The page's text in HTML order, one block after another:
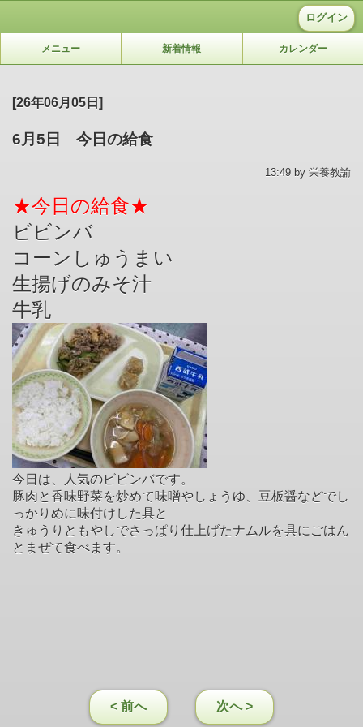
ログイン
メニュー 新着情報 カレンダー
[26年06月05日]
6月5日 今日の給食
13:49 by 栄養教諭
★今日の給食★
ビビンバ
コーンしゅうまい
生揚げのみそ汁
牛乳
今日は、人気のビビンバです。
豚肉と香味野菜を炒めて味噌やしょうゆ、豆板醤などでし
っかりめに味付けした具と
きゅうりともやしでさっぱり仕上げたナムルを具にごはん
とまぜて食べます。
< 前へ 次へ >